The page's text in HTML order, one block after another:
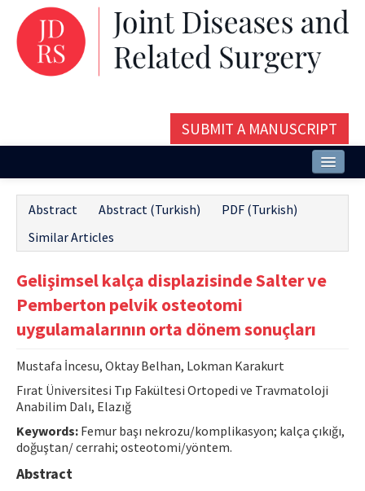
SUBMIT A MANUSCRIPT
Issues and Articles
Editorial Board
Contact Us
E-ISSN: 2687-4792
Abstract Abstract (Turkish)
PDF (Turkish)
Similar Articles
Gelişimsel kalça displazisinde Salter ve
Pemberton pelvik osteotomi
uygulamalarının orta dönem sonuçları
Mustafa İncesu, Oktay Belhan, Lokman Karakurt
Fırat Üniversitesi Tıp Fakültesi Ortopedi ve Travmatoloji
Anabilim Dalı, Elazığ
Keywords: Femur başı nekrozu/komplikasyon; kalça çıkığı,
doğuştan/ cerrahi; osteotomi/yöntem.
Abstract